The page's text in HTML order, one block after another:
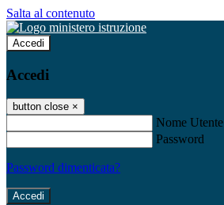
Salta al contenuto
Accedi
Accedi
button close ×
Nome Utente
Password
Password dimenticata?